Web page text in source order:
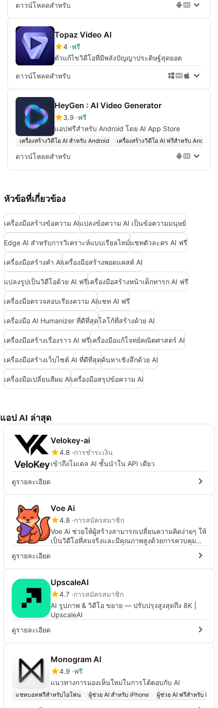
ดาวน์โหลดสำหรับ
Topaz Video AI
4 ฟรี
ตัวแก้ไขวิดีโอที่มีพลังปัญญาประดิษฐ์สุดยอด
ดาวน์โหลดสำหรับ
HeyGen : AI Video Generator
3.9 ฟรี
แอปฟรีสำหรับ Android โดย AI App Store
เครื่องสร้างวิดีโอ AI สำหรับ Android เครื่องสร้างวิดีโอ AI ฟรีสำหรับ Android
ดาวน์โหลดสำหรับ
หัวข้อที่เกี่ยวข้อง
เครื่องมือสร้างข้อความ AIแปลงข้อความ AI เป็นข้อความมนุษย์
Edge AI สำหรับการวิเคราะห์แบบเรียลไทม์แชทตัวละคร AI ฟรี
เครื่องมือสร้างคำ AIเครื่องมือสร้างพอดแคสต์ AI
แปลงรูปเป็นวิดีโอด้วย AI ฟรีเครื่องมือสร้างหน้าเด็กทารก AI ฟรี
เครื่องมือตรวจสอบเรียงความ AIแชท AI ฟรี
เครื่องมือ AI Humanizer ที่ดีที่สุดโลโก้ที่สร้างด้วย AI
เครื่องมือสร้างเรื่องราว AI ฟรีเครื่องมือแก้โจทย์คณิตศาสตร์ AI
เครื่องมือสร้างเว็บไซต์ AI ที่ดีที่สุดค้นหาเชิงลึกด้วย AI
เครื่องมือเปลี่ยนสีผม AIเครื่องมือสรุปข้อความ AI
แอป AI ล่าสุด
Velokey-ai
4.8 การชำระเงิน
เข้าถึงโมเดล AI ชั้นนำใน API เดียว
ดูรายละเอียด
Voe Ai
4.8 การสมัครสมาชิก
Voe Ai ช่วยให้ผู้สร้างสามารถเปลี่ยนความคิดง่ายๆ ให้
เป็นวิดีโอที่สมจริงและมีคุณภาพสูงด้วยการควบคุม
ดูรายละเอียด
UpscaleAI
4.7 การสมัครสมาชิก
AI รูปภาพ & วิดีโอ ขยาย — ปรับปรุงสูงสุดถึง 8K |
UpscaleAI
ดูรายละเอียด
Monogram AI
4.9 ฟรี
แนวทางการมองเห็นใหม่ในการโต้ตอบกับ AI
แชทบอทฟรีสำหรับไอโฟน ผู้ช่วย AI สำหรับ iPhone ผู้ช่วย AI ฟรีสำหรับ